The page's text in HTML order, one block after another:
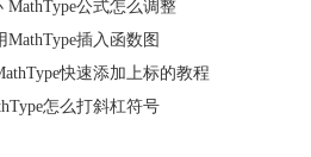
中行间距界面
MathType公式怎么调整
插入函数图
快速添加上标的教程
怎么打斜杠符号